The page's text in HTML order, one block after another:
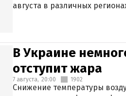
августа в различных
В Украине
отступит жара
7 августа, 20:00 1902
Снижение температуры